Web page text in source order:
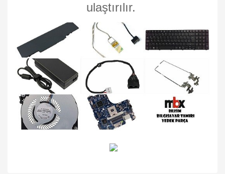
ulaştırılır.